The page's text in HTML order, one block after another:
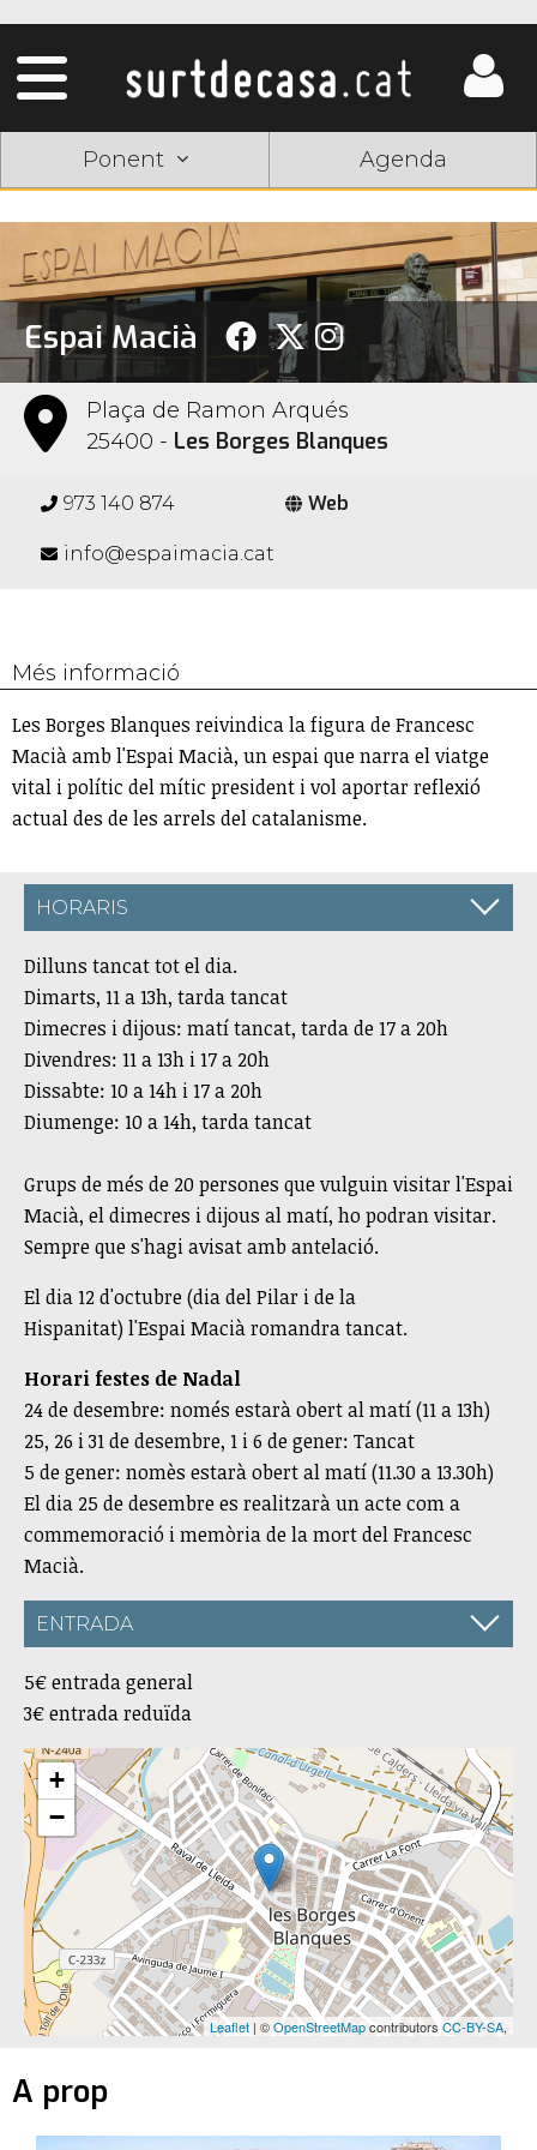
Ponent Agenda
Espai Macià
Plaça de Ramon Arqués
25400 - Les Borges Blanques
973 140 874 Web
info@espaimacia.cat
Més informació
Les Borges Blanques reivindica la figura de Francesc
Macià amb l'Espai Macià, un espai que narra el viatge
vital i polític del mític president i vol aportar reflexió
actual des de les arrels del catalanisme.
HORARIS
Dilluns tancat tot el dia.
Dimarts, 11 a 13h, tarda tancat
Dimecres i dijous: matí tancat, tarda de 17 a 20h
Divendres: 11 a 13h i 17 a 20h
Dissabte: 10 a 14h i 17 a 20h
Diumenge: 10 a 14h, tarda tancat
Grups de més de 20 persones que vulguin visitar l'Espai
Macià, el dimecres i dijous al matí, ho podran visitar.
Sempre que s'hagi avisat amb antelació.
El dia 12 d'octubre (dia del Pilar i de la
Hispanitat) l'Espai Macià romandra tancat.
Horari festes de Nadal
24 de desembre: només estarà obert al matí (11 a 13h)
25, 26 i 31 de desembre, 1 i 6 de gener: Tancat
5 de gener: nomès estarà obert al matí (11.30 a 13.30h)
El dia 25 de desembre es realitzarà un acte com a
commemoració i memòria de la mort del Francesc
Macià.
ENTRADA
5€ entrada general
3€ entrada reduïda
+
−
Leaflet | ©OpenStreetMapcontributors CC-BY-SA,
A prop